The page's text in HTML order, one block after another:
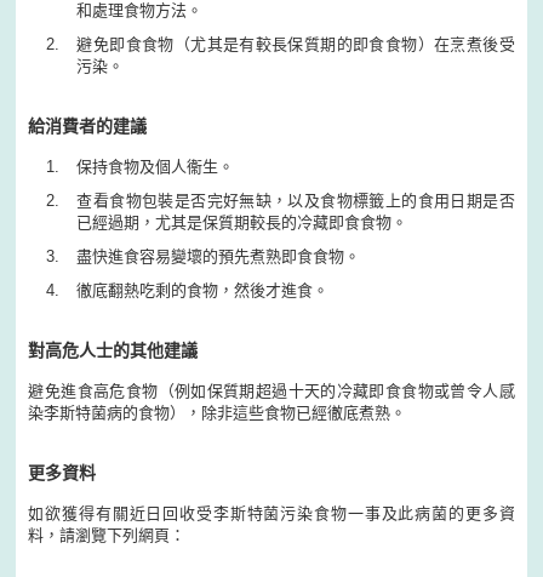
和處理食物方法。
避免即食食物（尤其是有較長保質期的即食食物）在烹煮後受
污染。
給消費者的建議
保持食物及個人衞生。
查看食物包裝是否完好無缺，以及食物標籤上的食用日期是否
已經過期，尤其是保質期較長的冷藏即食食物。
盡快進食容易變壞的預先煮熟即食食物。
徹底翻熱吃剩的食物，然後才進食。
對高危人士的其他建議
避免進食高危食物（例如保質期超過十天的冷藏即食食物或曾令人感
染李斯特菌病的食物），除非這些食物已經徹底煮熟。
更多資料
如欲獲得有關近日回收受李斯特菌污染食物一事及此病菌的更多資
料，請瀏覽下列網頁：